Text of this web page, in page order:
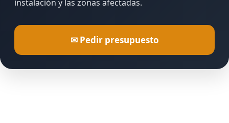
instalación y las zonas afectadas.
✉ Pedir presupuesto